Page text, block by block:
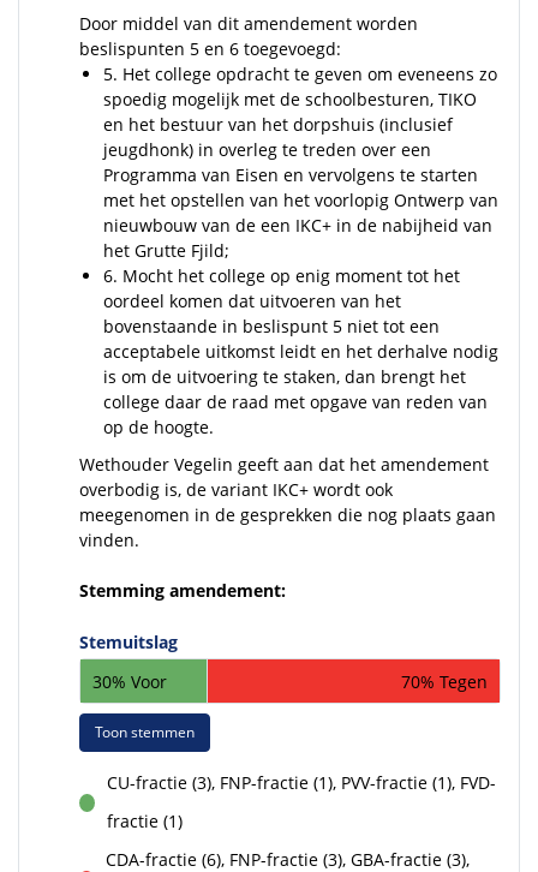
Door middel van dit amendement worden
beslispunten 5 en 6 toegevoegd:
5. Het college opdracht te geven om eveneens zo
spoedig mogelijk met de schoolbesturen, TIKO
en het bestuur van het dorpshuis (inclusief
jeugdhonk) in overleg te treden over een
Programma van Eisen en vervolgens te starten
met het opstellen van het voorlopig Ontwerp van
nieuwbouw van de een IKC+ in de nabijheid van
het Grutte Fjild;
6. Mocht het college op enig moment tot het
oordeel komen dat uitvoeren van het
bovenstaande in beslispunt 5 niet tot een
acceptabele uitkomst leidt en het derhalve nodig
is om de uitvoering te staken, dan brengt het
college daar de raad met opgave van reden van
op de hoogte.
Wethouder Vegelin geeft aan dat het amendement
overbodig is, de variant IKC+ wordt ook
meegenomen in de gesprekken die nog plaats gaan
vinden.
Stemming amendement:
Stemuitslag
30% Voor
70% Tegen
Toon stemmen
voor
CU-fractie (3), FNP-fractie (1), PVV-fractie (1), FVD-
fractie (1)
CDA-fractie (6), FNP-fractie (3), GBA-fractie (3),